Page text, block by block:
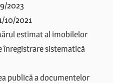
2023
10/2021
estimat al imobilelor
înregistrare sistematică
publică a documentelor